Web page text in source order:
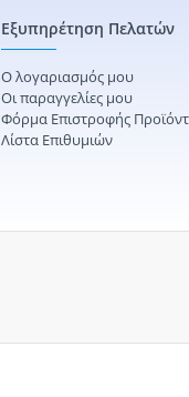
Εξυπηρέτηση Πελατών
Ο λογαριασμός μου
Οι παραγγελίες μου
Φόρμα Επιστροφής
Λίστα Επιθυμιών